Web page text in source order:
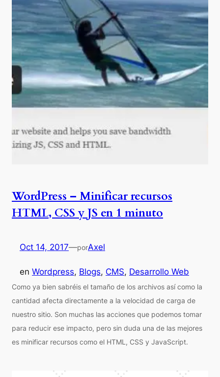
WordPress – Minificar recursos
HTML, CSS y JS en 1 minuto
Oct 14, 2017—porAxel
en Wordpress, Blogs, CMS, Desarrollo Web
Como ya bien sabréis el tamaño de los archivos así como la
cantidad afecta directamente a la velocidad de carga de
nuestro sitio. Son muchas las acciones que podemos tomar
para reducir ese impacto, pero sin duda una de las mejores
es minificar recursos como el HTML, CSS y JavaScript.